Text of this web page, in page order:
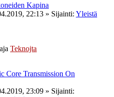
Kapina
22:13 » Sijainti: Yleistä
Teknojta
Core Transmission On
23:09 » Sijainti: